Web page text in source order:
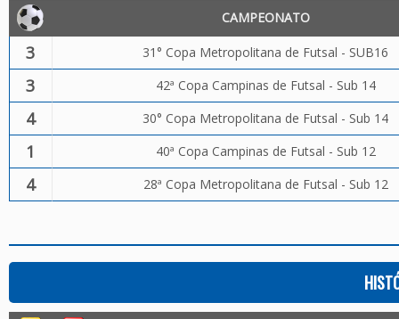
CAMPEONATO
3 31° Copa Metropolitana de Futsal - SUB16
3 42ª Copa Campinas de Futsal - Sub 14
4 30° Copa Metropolitana de Futsal - Sub 14
1 40ª Copa Campinas de Futsal - Sub 12
4 28ª Copa Metropolitana de Futsal - Sub 12